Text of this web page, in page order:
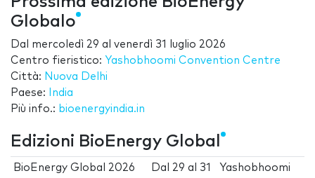
Globalo
Dal mercoledì 29 al venerdì 31 luglio 2026
Centro fieristico: Yashobhoomi Convention Centre
Città: Nuova Delhi
Paese:
India
Più info.: bioenergyindia.in
Edizioni BioEnergy Global
BioEnergy Global 2026 Dal 29 al 31
Yashobhoomi